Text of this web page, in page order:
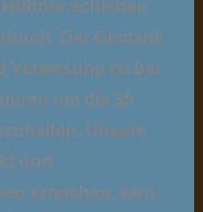
schieben
Der Gestank
Verwesung ist bei
um die 35
Unsere
dort
erreichen, wird